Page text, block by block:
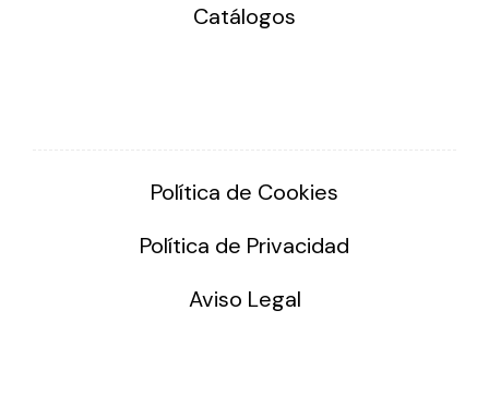
Catálogos
Política de Cookies
Política de Privacidad
Aviso Legal